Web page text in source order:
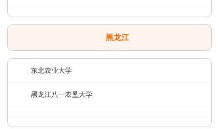
黑龙江
东北农业大学
黑龙江八一农垦大学